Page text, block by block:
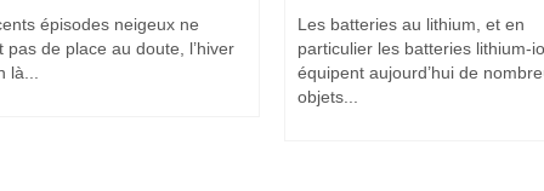
épisodes neigeux ne
pas de place au doute, l’hiver
là...
Les batteries au lithium, et en
particulier les batteries lithium-
équipent aujourd’hui de
objets...